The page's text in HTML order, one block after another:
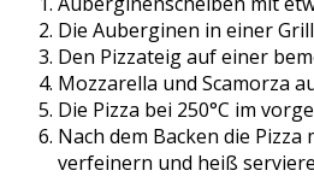
Die Auberginen in einer
Den Pizzateig auf einer
Mozzarella und Scamorza
Die Pizza bei 250°C im
Nach dem Backen die
verfeinern und heiß